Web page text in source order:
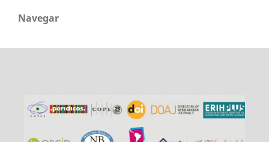
Navegar